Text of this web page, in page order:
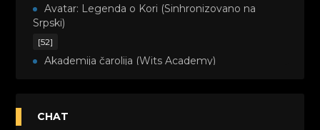
Avatar: Legenda o Kori (Sinhronizovano na
Srpski)
[52]
Akademija čarolija (Wits Academy)
Avanture Maje i Marka (Sinhronizovano na
CHAT